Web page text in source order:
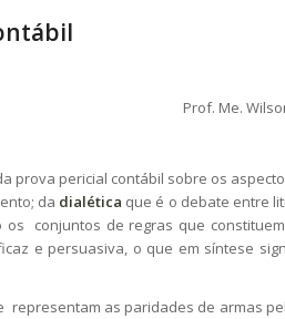
Prof. Me.
prova pericial contábil sobre os
da dialética que é o debate entre
os conjuntos de regras que
e persuasiva, o que em síntese
representam as paridades de armas